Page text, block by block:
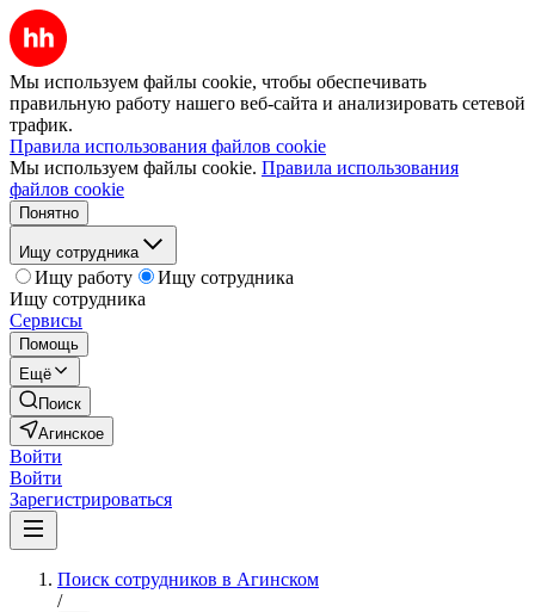
Мы используем файлы cookie, чтобы обеспечивать
правильную работу нашего веб-сайта и анализировать сетевой
трафик.
Правила использования файлов cookie
Мы используем файлы cookie. Правила использования
файлов cookie
Понятно
Ищу сотрудника
Ищу работу
Ищу сотрудника
Ищу сотрудника
Сервисы
Помощь
Ещё
Поиск
Агинское
Войти
Войти
Зарегистрироваться
Поиск сотрудников в Агинском
/